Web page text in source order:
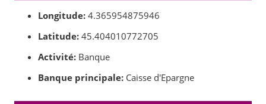
Longitude: 4.365954875946
Latitude: 45.404010772705
Activité: Banque
Banque principale: Caisse d'Epargne